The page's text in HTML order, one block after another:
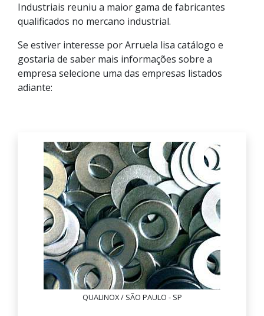
Industriais reuniu a maior gama de fabricantes
qualificados no mercano industrial.
Se estiver interesse por Arruela lisa catálogo e
gostaria de saber mais informações sobre a
empresa selecione uma das empresas listados
adiante:
QUALINOX / SÃO PAULO - SP